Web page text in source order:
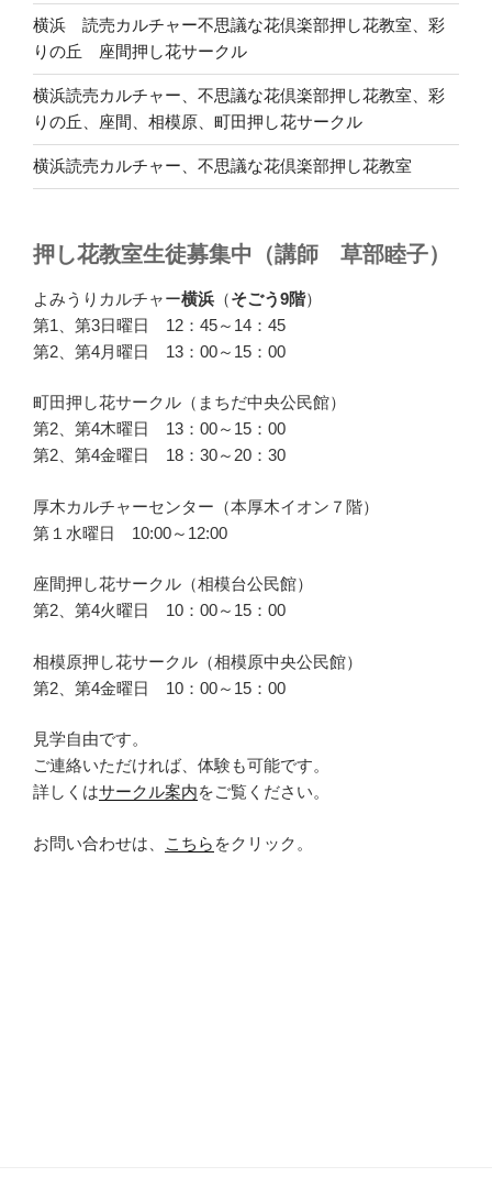
横浜 読売カルチャー不思議な花倶楽部押し花教室、彩
りの丘 座間押し花サークル
横浜読売カルチャー、不思議な花倶楽部押し花教室、彩
りの丘、座間、相模原、町田押し花サークル
横浜読売カルチャー、不思議な花倶楽部押し花教室
押し花教室生徒募集中（講師 草部睦子）
よみうりカルチャー横浜 （そごう9階）
第1、第3日曜日 12：45～14：45
第2、第4月曜日 13：00～15：00
町田押し花サークル（まちだ中央公民館）
第2、第4木曜日 13：00～15：00
第2、第4金曜日 18：30～20：30
厚木カルチャーセンター（本厚木イオン７階）
第１水曜日 10:00～12:00
座間押し花サークル（相模台公民館）
第2、第4火曜日 10：00～15：00
相模原押し花サークル（相模原中央公民館）
第2、第4金曜日 10：00～15：00
見学自由です。
ご連絡いただければ、体験も可能です。
詳しくはサークル案内をご覧ください。
お問い合わせは、 こちら をクリック。